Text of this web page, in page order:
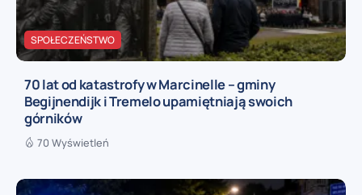
SPOŁECZEŃSTWO
70 lat od katastrofy w Marcinelle – gminy
Begijnendijk i Tremelo upamiętniają swoich
górników
70 Wyświetleń